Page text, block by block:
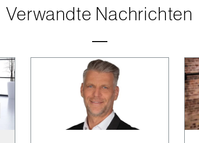
Verwandte Nachrichten